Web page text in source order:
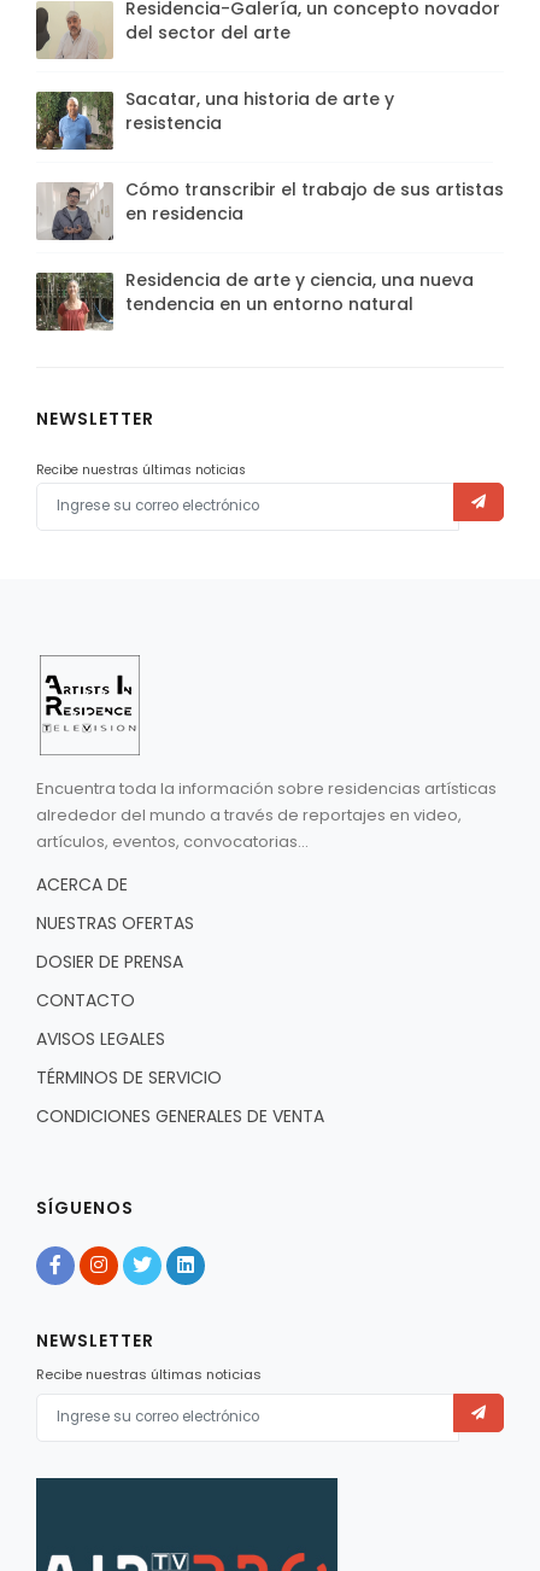
Residencia-Galería, un concepto novador
del sector del arte
Sacatar, una historia de arte y
resistencia
Cómo transcribir el trabajo de sus artistas
en residencia
Residencia de arte y ciencia, una nueva
tendencia en un entorno natural
NEWSLETTER
Recibe nuestras últimas noticias
Encuentra toda la información sobre residencias artísticas
alrededor del mundo a través de reportajes en video,
artículos, eventos, convocatorias...
ACERCA DE
NUESTRAS OFERTAS
DOSIER DE PRENSA
CONTACTO
AVISOS LEGALES
TÉRMINOS DE SERVICIO
CONDICIONES GENERALES DE VENTA
SÍGUENOS
NEWSLETTER
Recibe nuestras últimas noticias